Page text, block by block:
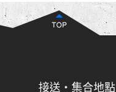
接送・集合地點